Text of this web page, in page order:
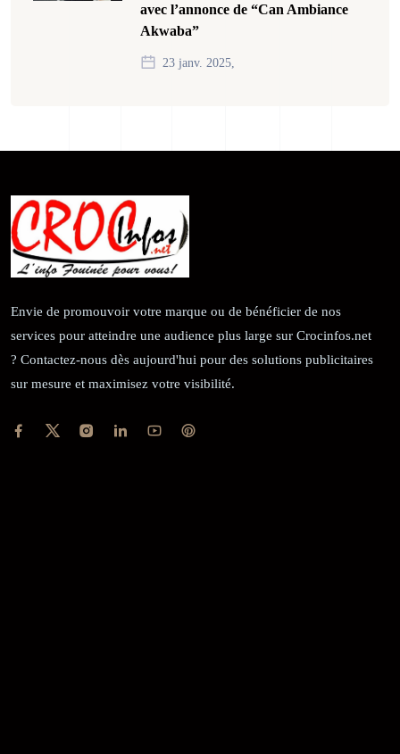
avec l’annonce de “Can Ambiance
Akwaba”
23 janv. 2025,
Envie de promouvoir votre marque ou de bénéficier de nos
services pour atteindre une audience plus large sur Crocinfos.net
? Contactez-nous dès aujourd'hui pour des solutions publicitaires
sur mesure et maximisez votre visibilité.